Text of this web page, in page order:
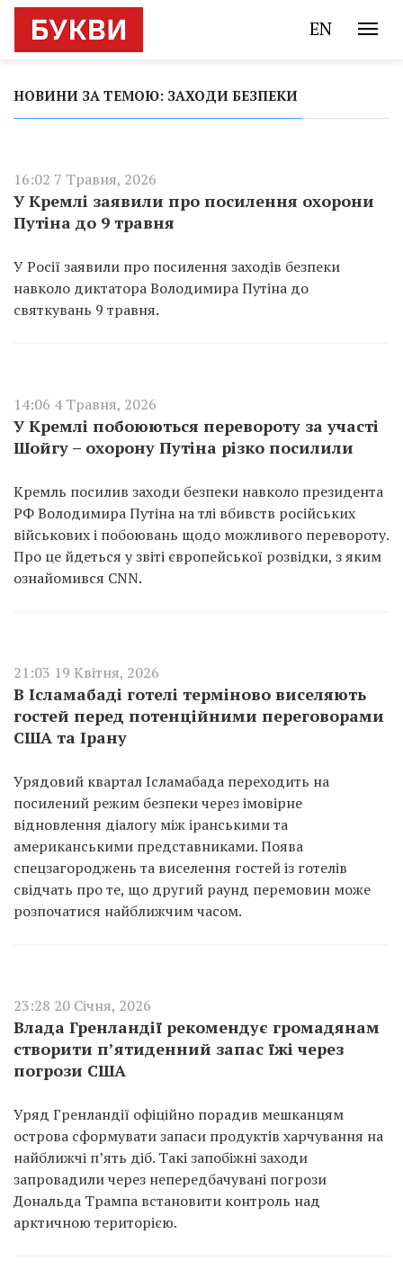
EN
НОВИНИ ЗА ТЕМОЮ: ЗАХОДИ БЕЗПЕКИ
16:02 7 Травня, 2026
У Кремлі заявили про посилення охорони
Путіна до 9 травня
У Росії заявили про посилення заходів безпеки
навколо диктатора Володимира Путіна до
святкувань 9 травня.
14:06 4 Травня, 2026
У Кремлі побоюються перевороту за участі
Шойгу – охорону Путіна різко посилили
Кремль посилив заходи безпеки навколо президента
РФ Володимира Путіна на тлі вбивств російських
військових і побоювань щодо можливого перевороту.
Про це йдеться у звіті європейської розвідки, з яким
ознайомився CNN.
21:03 19 Квітня, 2026
В Ісламабаді готелі терміново виселяють
гостей перед потенційними переговорами
США та Ірану
Урядовий квартал Ісламабада переходить на
посилений режим безпеки через імовірне
відновлення діалогу між іранськими та
американськими представниками. Поява
спецзагороджень та виселення гостей із готелів
свідчать про те, що другий раунд перемовин може
розпочатися найближчим часом.
23:28 20 Січня, 2026
Влада Гренландії рекомендує громадянам
створити п’ятиденний запас їжі через
погрози США
Уряд Гренландії офіційно порадив мешканцям
острова сформувати запаси продуктів харчування на
найближчі п’ять діб. Такі запобіжні заходи
запровадили через непередбачувані погрози
Дональда Трампа встановити контроль над
арктичною територією.